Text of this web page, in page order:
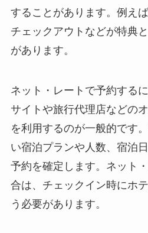
することがあります。例え
チェックアウトなどが特典
があります。
ネット・レートで予約する
サイトや旅行代理店などの
を利用するのが一般的です
い宿泊プランや人数、宿泊
予約を確定します。ネット
合は、チェックイン時にホ
う必要があります。